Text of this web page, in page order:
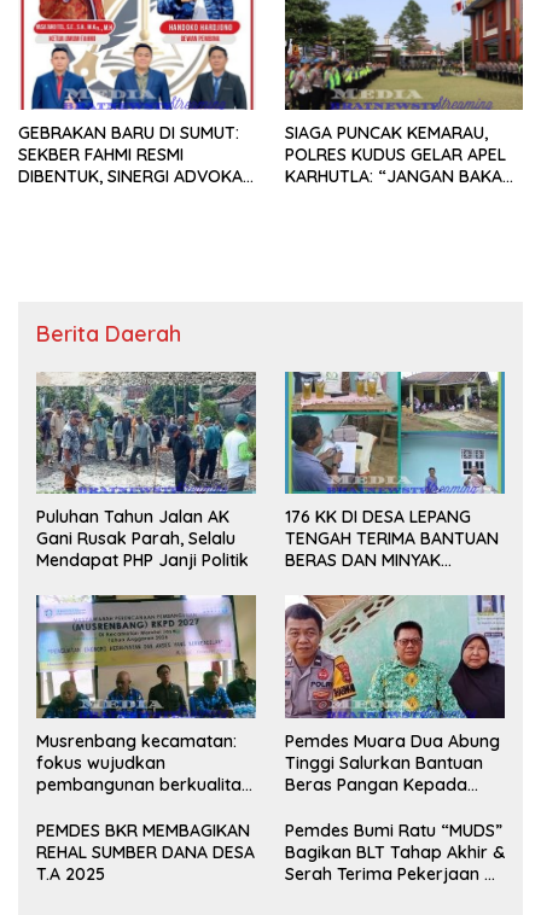
GEBRAKAN BARU DI SUMUT:
SEKBER FAHMI RESMI
DIBENTUK, SINERGI ADVOKAT
SIAGA PUNCAK KEMARAU,
POLRES KUDUS GELAR APEL
KARHUTLA: “JANGAN BAKAR
Berita Daerah
Puluhan Tahun Jalan AK
Gani Rusak Parah, Selalu
Mendapat PHP Janji Politik
176 KK DI DESA LEPANG
TENGAH TERIMA BANTUAN
BERAS DAN MINYAK
BULAN
Musrenbang kecamatan:
fokus wujudkan
pembangunan berkualitas
Pemdes Muara Dua Abung
Tinggi Salurkan Bantuan
Beras Pangan Kepada
PEMDES BKR MEMBAGIKAN
REHAL SUMBER DANA DESA
T.A 2025
Pemdes Bumi Ratu “MUDS”
Bagikan BLT Tahap Akhir &
Serah Terima Pekerjaan Di